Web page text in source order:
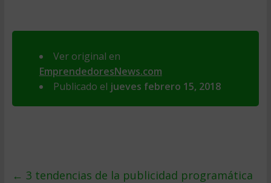
Ver original en
EmprendedoresNews.com
Publicado el jueves febrero 15, 2018
← 3 tendencias de la publicidad programática